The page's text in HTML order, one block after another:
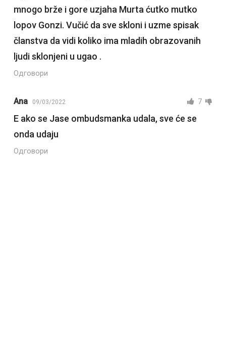
mnogo brže i gore uzjaha Murta ćutko mutko
lopov Gonzi. Vučić da sve skloni i uzme spisak
članstva da vidi koliko ima mladih obrazovanih
ljudi sklonjeni u ugao .
Одговори
Ana 09/03/2022 7
E ako se Jase ombudsmanka udala, sve će se
onda udaju
Одговори